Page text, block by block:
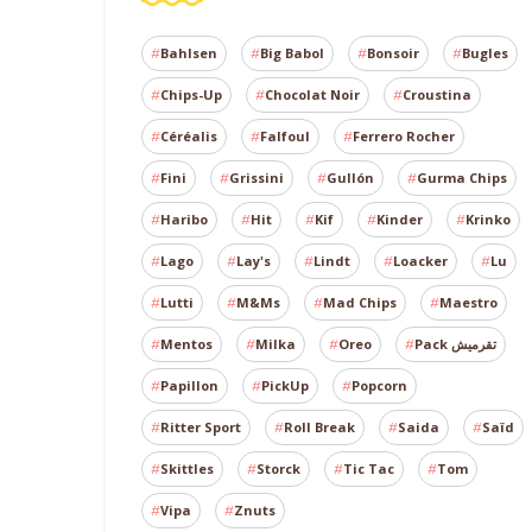
Bahlsen Big Babol Bonsoir Bugles
Chips-Up Chocolat Noir Croustina
Céréalis Falfoul Ferrero Rocher
Fini Grissini Gullón Gurma Chips
Haribo Hit Kif Kinder Krinko
Lago Lay's Lindt Loacker Lu
Lutti M&Ms Mad Chips Maestro
Mentos Milka Oreo Pack تقرميش
Papillon PickUp Popcorn
Ritter Sport Roll Break Saida Saïd
Skittles Storck Tic Tac Tom
Vipa Znuts